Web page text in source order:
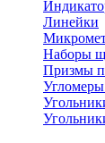
Линейки
Наборы
Призмы